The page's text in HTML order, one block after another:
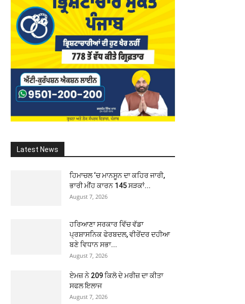
Latest News
ਹਿਮਾਚਲ ‘ਚ ਮਾਨਸੂਨ ਦਾ ਕਹਿਰ ਜਾਰੀ,
ਭਾਰੀ ਮੀਂਹ ਕਾਰਨ 145 ਸੜਕਾਂ...
August 7, 2026
ਹਰਿਆਣਾ ਸਰਕਾਰ ਵਿੱਚ ਵੱਡਾ
ਪ੍ਰਸ਼ਾਸਨਿਕ ਫੇਰਬਦਲ, ਵੀਰੇਂਦਰ ਦਹੀਆ
ਬਣੇ ਵਿਧਾਨ ਸਭਾ...
August 7, 2026
ਏਮਜ਼ ਨੇ 209 ਕਿਲੋ ਦੇ ਮਰੀਜ਼ ਦਾ ਕੀਤਾ
ਸਫਲ ਇਲਾਜ
August 7, 2026